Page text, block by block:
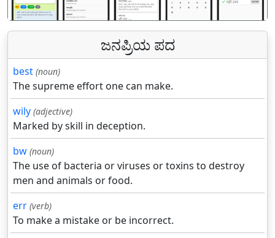
ಜನಪ್ರಿಯ ಪದ
best (noun)
The supreme effort one can make.
wily (adjective)
Marked by skill in deception.
bw (noun)
The use of bacteria or viruses or toxins to destroy
men and animals or food.
err (verb)
To make a mistake or be incorrect.